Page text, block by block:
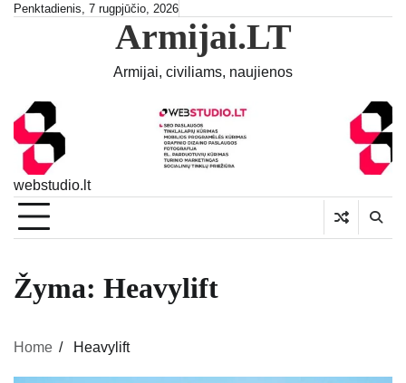
SkipPenktadienis, 7 rugpjūčio, 2026
Armijai.LT
Armijai, civiliams, naujienos
webstudio.lt
Žyma: Heavylift
Home Heavylift